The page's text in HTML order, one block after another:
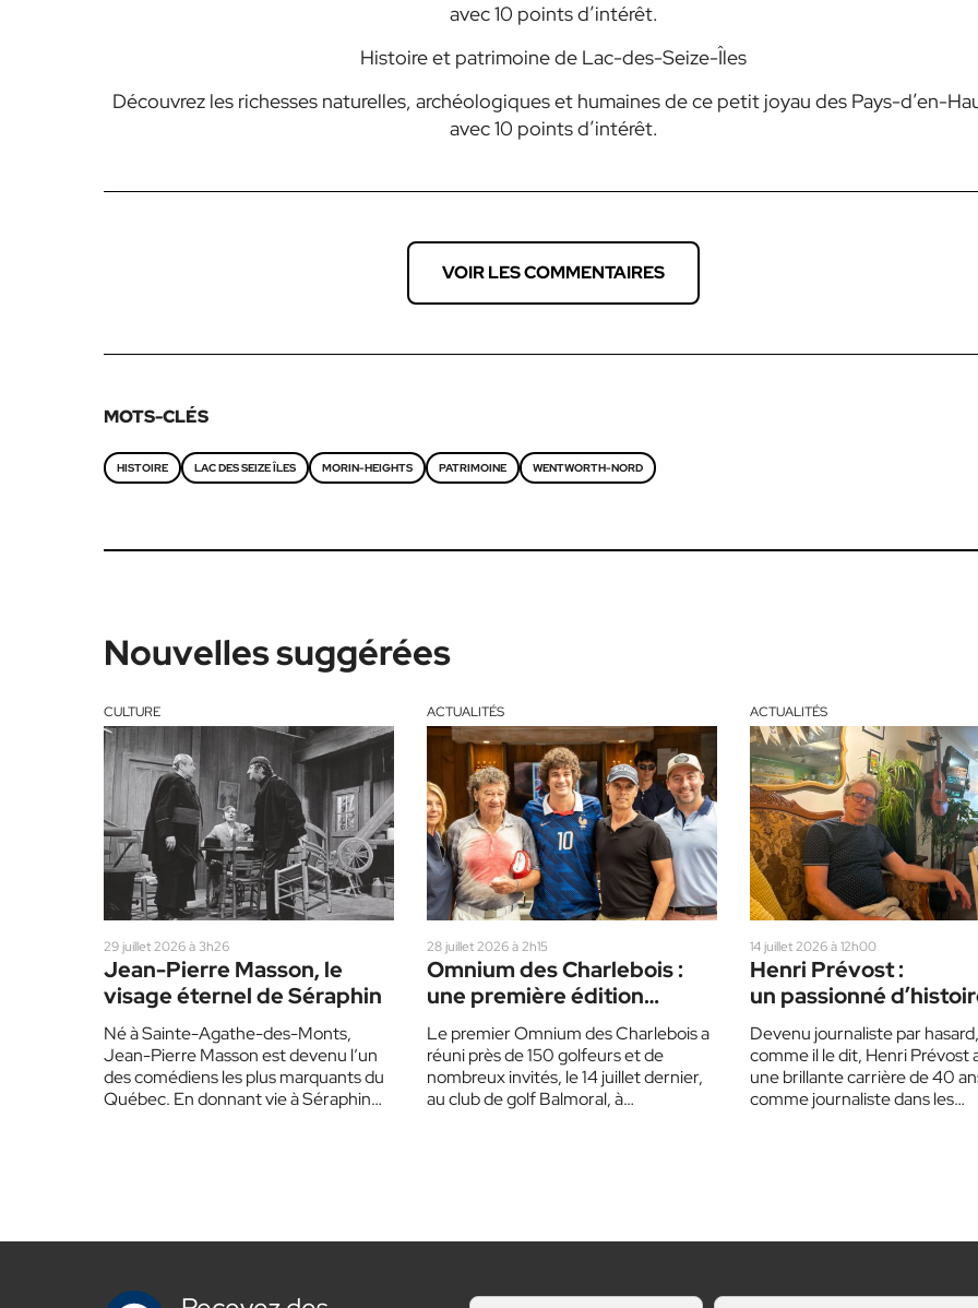
avec 10 points d’intérêt.
Histoire et patrimoine de Lac-des-Seize-Îles
Découvrez les richesses naturelles, archéologiques et humaines de ce petit joyau des Pays-d’en-
avec 10 points d’intérêt.
VOIR LES COMMENTAIRES
MOTS-CLÉS
HISTOIRE LAC DES SEIZE ÎLES MORIN-HEIGHTS PATRIMOINE WENTWORTH-NORD
Nouvelles suggérées
CULTURE
29 juillet 2026 à 3h26
Jean-Pierre Masson, le
visage éternel de Séraphin
Né à Sainte-Agathe-des-Monts,
Jean-Pierre Masson est devenu l’un
des comédiens les plus marquants du
Québec. En donnant vie à Séraphin
ACTUALITÉS
28 juillet 2026 à 2h15
Omnium des Charlebois :
une première édition
couronnée de succès
Le premier Omnium des Charlebois a
réuni près de 150 golfeurs et de
nombreux invités, le 14 juillet dernier,
au club de golf Balmoral, à…
ACTUALITÉS
14 juillet 2026 à 12h00
Henri Prévost :
un passionné
de musique
Devenu journaliste par hasard,
comme il le dit, Henri Prévost
une brillante carrière de 40
comme journaliste dans les